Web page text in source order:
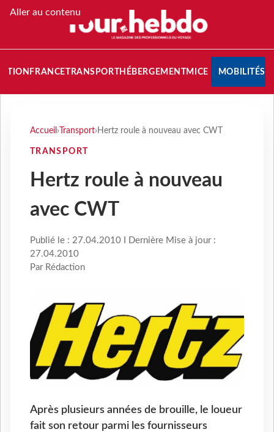
Aller au contenu
FRANCETRANSPORT HÉBERGEMENTMICE MOBILITÉS
Accueil › Transport› Hertz roule à nouveau avec CWT
TRANSPORT
Hertz roule à nouveau
avec CWT
Publié le : 27.04.2010 I Dernière Mise à jour :
27.04.2010
Par Rédaction
Après plusieurs années de brouille, le loueur
fait son retour parmi les fournisseurs